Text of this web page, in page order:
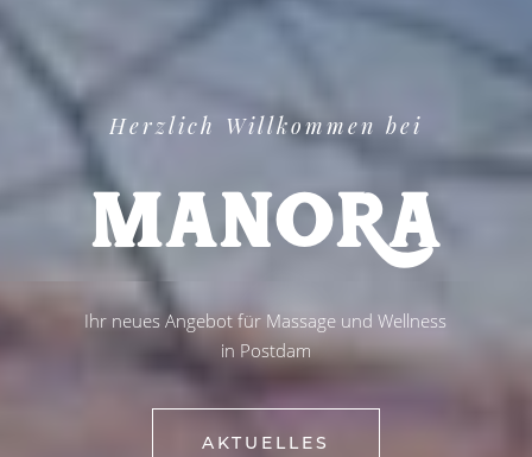
MANORA
Herzlich Willkommen bei
AKTUELLES
Ihr neues Angebot für Massage und Wellness
in Postdam